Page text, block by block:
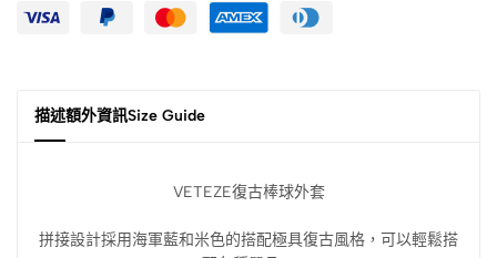
描述額外資訊Size Guide
VETEZE復古棒球外套
拼接設計採用海軍藍和米色的搭配極具復古風格，可以輕鬆搭